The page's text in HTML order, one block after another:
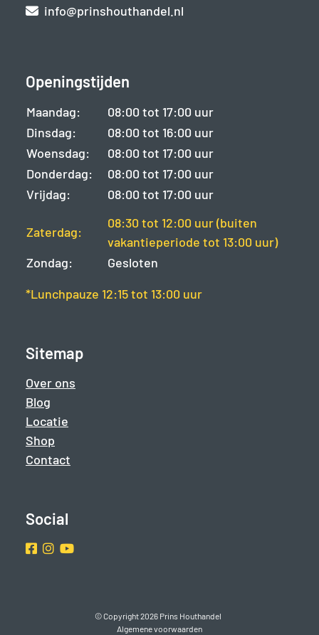
info@prinshouthandel.nl
Openingstijden
Maandag:
08:00 tot 17:00 uur
Dinsdag:
08:00 tot 16:00 uur
Woensdag:
08:00 tot 17:00 uur
Donderdag:
08:00 tot 17:00 uur
Vrijdag:
08:00 tot 17:00 uur
Zaterdag:
08:30 tot 12:00 uur (buiten
vakantieperiode tot 13:00 uur)
Zondag:
Gesloten
*Lunchpauze 12:15 tot 13:00 uur
Sitemap
Over ons
Blog
Locatie
Shop
Contact
Social
Facebook
Instragram
Youtube
© Copyright 2026 Prins Houthandel
Algemene voorwaarden